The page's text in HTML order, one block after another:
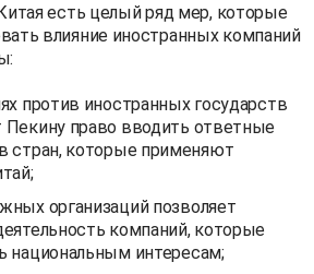
есть целый ряд мер, которые
влияние иностранных компаний
против иностранных государств
Пекину право вводить ответные
стран, которые применяют
организаций позволяет
компаний, которые
национальным интересам;